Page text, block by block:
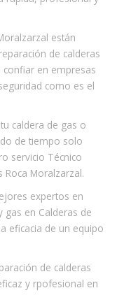
están
de calderas
en empresas
como es el
caldera de gas o
de tiempo solo
servicio Técnico
Moralzarzal.
expertos en
gas en Calderas de
eficacia de un equipo
de calderas
y rpofesional en